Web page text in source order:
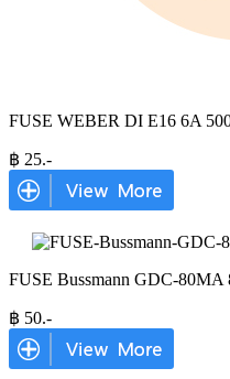
FUSE WEBER DI E16 6A
฿ 25.-
FUSE Bussmann GDC-
฿ 50.-